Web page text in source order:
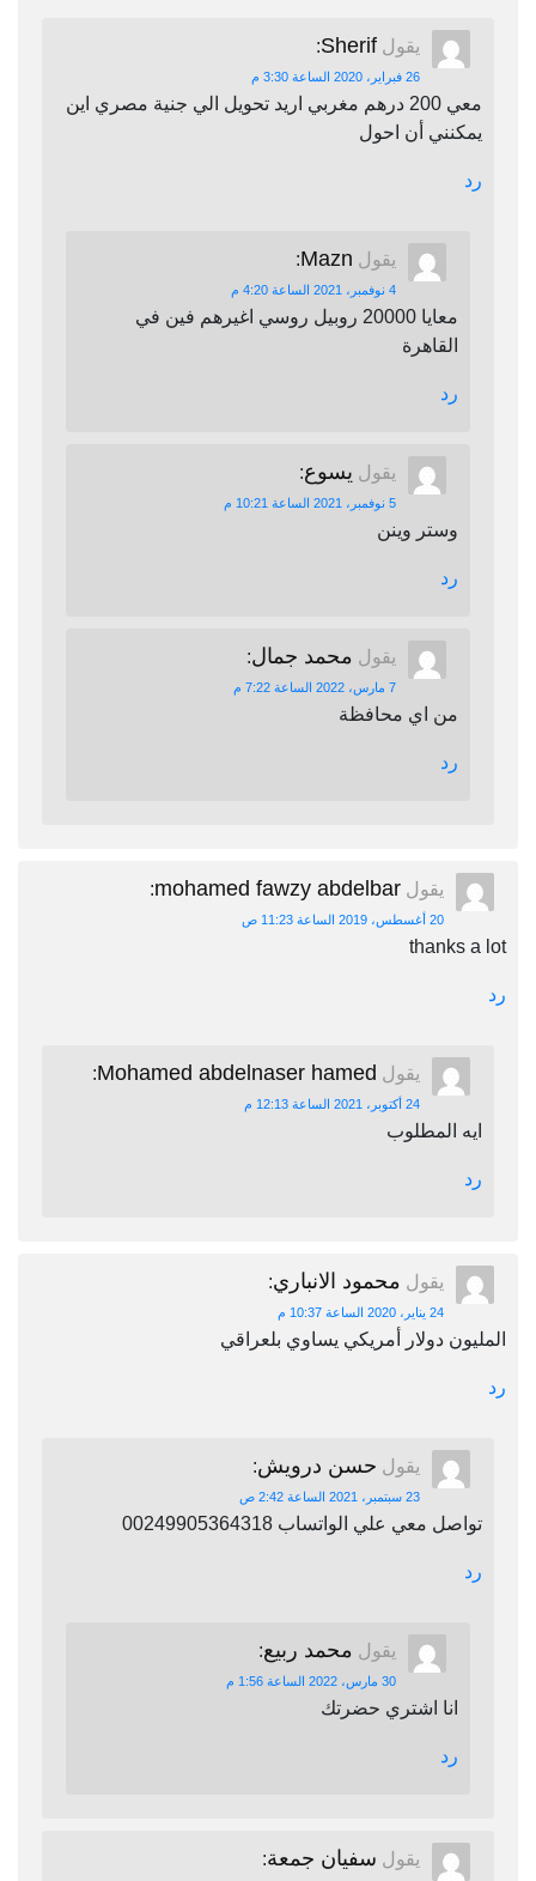
يقول Sherif
:
26 فبراير، 2020 الساعة 3:30 م
معي 200 درهم مغربي اريد تحويل الي جنية مصري اين
يمكنني أن احول
رد
يقول Mazn
:
4 نوفمبر، 2021 الساعة 4:20 م
معايا 20000 روبيل روسي اغيرهم فين في
القاهرة
رد
يقول يسوع:
5 نوفمبر، 2021 الساعة 10:21 م
وستر وينن
رد
يقول محمد جمال:
7 مارس، 2022 الساعة 7:22 م
من اي محافظة
رد
يقول mohamed fawzy abdelbar
:
20 أغسطس، 2019 الساعة 11:23 ص
thanks a lot
رد
يقول Mohamed abdelnaser hamed
:
24 أكتوبر، 2021 الساعة 12:13 م
ايه المطلوب
رد
يقول محمود الانباري:
24 يناير، 2020 الساعة 10:37 م
المليون دولار أمريكي يساوي بلعراقي
رد
يقول حسن درويش:
23 سبتمبر، 2021 الساعة 2:42 ص
تواصل معي علي الواتساب 00249905364318
رد
يقول محمد ربيع:
30 مارس، 2022 الساعة 1:56 م
انا اشتري حضرتك
رد
يقول سفيان جمعة: